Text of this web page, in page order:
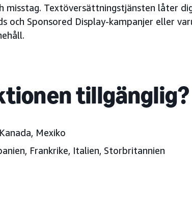
misstag. Textöversättningstjänsten låter
och Sponsored Display-kampanjer eller
tillgänglig?
Mexiko
Frankrike, Italien, Storbritannien